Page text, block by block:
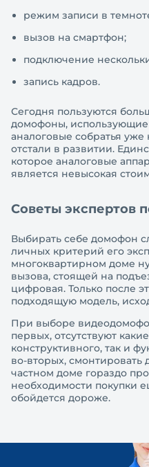
режим записи в
вызов на смартфон;
подключение
запись кадров.
Сегодня пользуются
домофоны,
аналоговые собратья уже
отстали в развитии.
которое аналоговые
является невысокая
Советы экспертов
Выбирать себе домофон
личных критерий его
многоквартирном доме
вызова, стоящей на
цифровая. Только после
подходящую модель,
При выборе
первых, отсутствуют
конструктивного, так и
во-вторых,
частном доме гораздо
необходимости покупки
обойдется дороже.